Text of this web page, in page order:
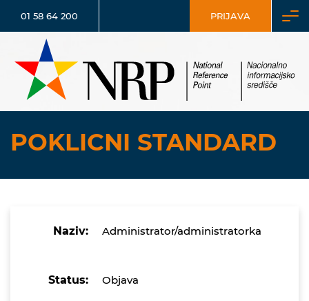
01 58 64 200 PRIJAVA
POKLICNI STANDARD
Naziv: Administrator/administratorka
Status: Objava